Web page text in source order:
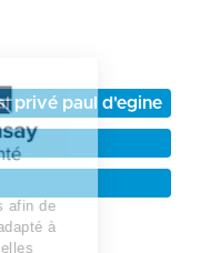
privé paul d'egine
cookies afin de
adapté à
dont celles